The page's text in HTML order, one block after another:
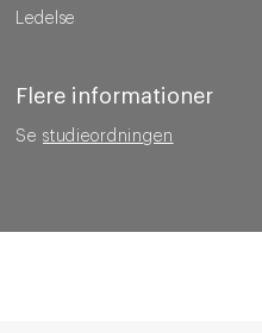
Ledelse
Flere informationer
Se studieordningen